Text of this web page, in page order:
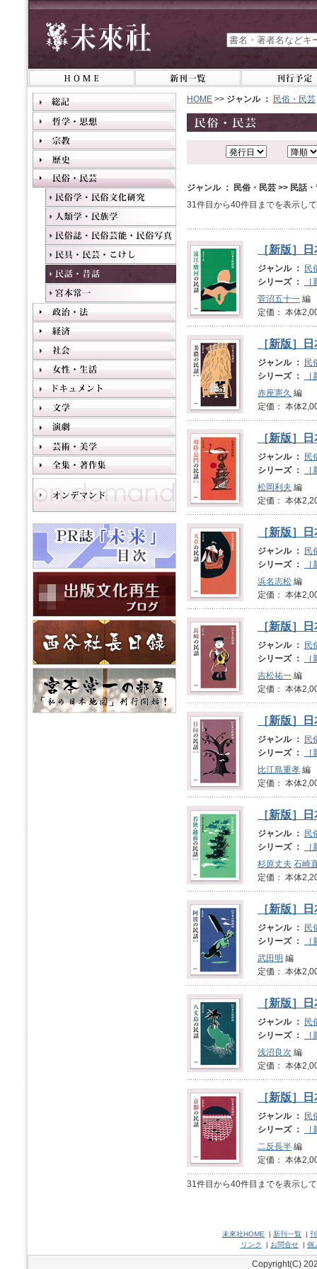
HOME >> ジャンル ： 民俗・民芸
ジャンル ： 民俗・民芸 >> 民話
31件目から40件目までを表示し
［新版］
ジャンル ：
民
シリーズ ：
菅沼五十一 編
定価： 本体
［新版］
ジャンル ：
民
シリーズ ：
赤座憲久 編
定価： 本体
［新版］
ジャンル ：
民
シリーズ ：
松岡利夫 編
定価： 本体
［新版］
ジャンル ：
民
シリーズ ：
浜名志松 編
定価： 本体
［新版］
ジャンル ：
民
シリーズ ：
吉松祐一 編
定価： 本体
［新版］
ジャンル ：
民
シリーズ ：
比江島重孝 編
定価： 本体
［新版］
ジャンル ：
民
シリーズ ：
杉原丈夫 石崎
定価： 本体
［新版］
ジャンル ：
民
シリーズ ：
武田明 編
定価： 本体
［新版］
ジャンル ：
民
シリーズ ：
浅沼良次 編
定価： 本体
［新版］
ジャンル ：
民
シリーズ ：
二反長半 編
定価： 本体
31件目から40件目までを表示し
未來社HOME | 新刊一覧 |
リンク
| お問合せ | 個
Copyright(C)